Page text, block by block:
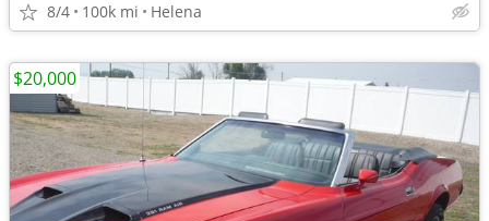
8/4 100k mi Helena
$20,000